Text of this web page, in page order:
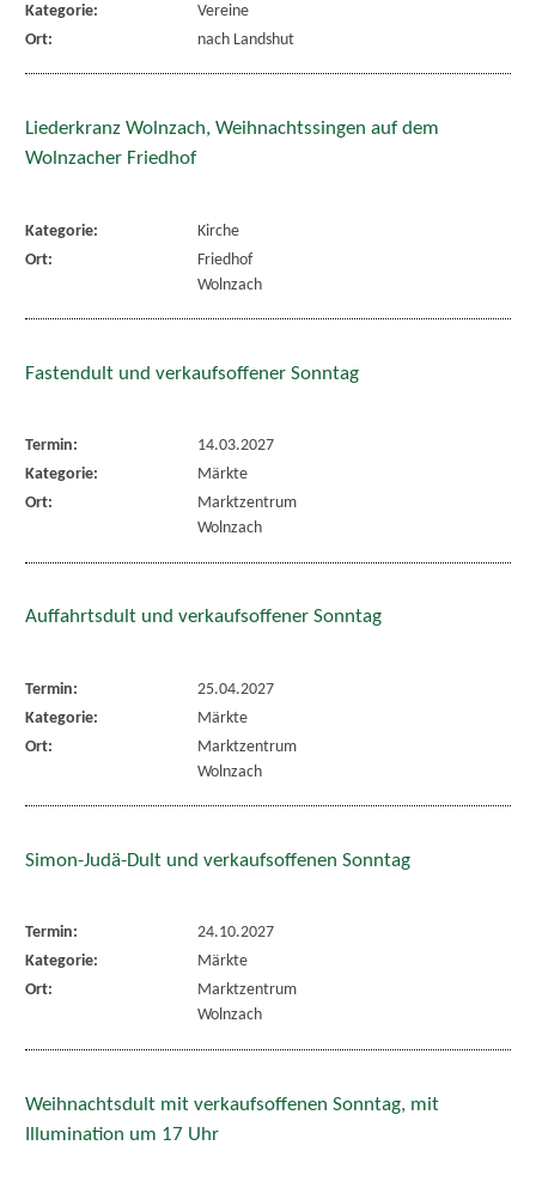
Kategorie:
Vereine
Ort:
nach Landshut
Liederkranz Wolnzach, Weihnachtssingen auf dem
Wolnzacher Friedhof
Kategorie:
Kirche
Ort:
Friedhof
Wolnzach
Fastendult und verkaufsoffener Sonntag
Termin:
14.03.2027
Kategorie:
Märkte
Ort:
Marktzentrum
Wolnzach
Auffahrtsdult und verkaufsoffener Sonntag
Termin:
25.04.2027
Kategorie:
Märkte
Ort:
Marktzentrum
Wolnzach
Simon-Judä-Dult und verkaufsoffenen Sonntag
Termin:
24.10.2027
Kategorie:
Märkte
Ort:
Marktzentrum
Wolnzach
Weihnachtsdult mit verkaufsoffenen Sonntag, mit
Illumination um 17 Uhr